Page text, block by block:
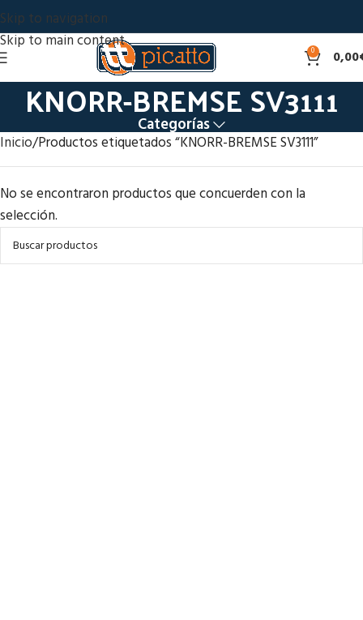
Skip to navigation
Skip to main content
0 0,00
KNORR-BREMSE SV3111
Categorías
Inicio Productos etiquetados “KNORR-BREMSE SV3111”
No se encontraron productos que concuerden con la
selección.